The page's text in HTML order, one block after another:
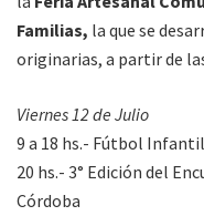
Familias, la que se
originarias, a partir de
Viernes 12 de Julio
9 a 18 hs.- Fútbol
20 hs.- 3° Edición del
Córdoba